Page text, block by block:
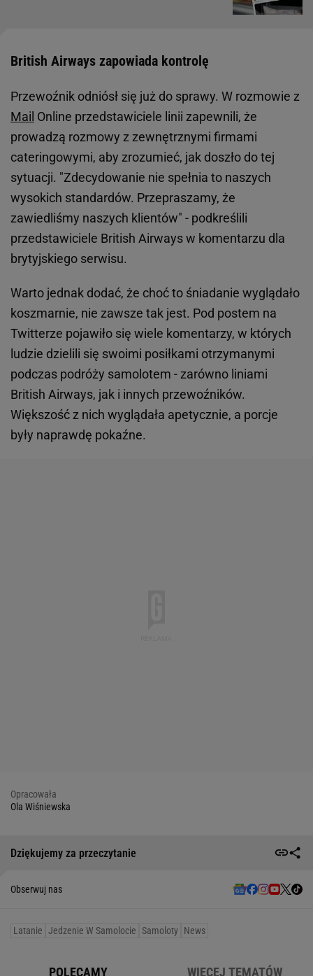
British Airways zapowiada kontrolę
Przewoźnik odniósł się już do sprawy. W rozmowie z
Mail Online przedstawiciele linii zapewnili, że
prowadzą rozmowy z zewnętrznymi firmami
cateringowymi, aby zrozumieć, jak doszło do tej
sytuacji. "Zdecydowanie nie spełnia to naszych
wysokich standardów. Przepraszamy, że
zawiedliśmy naszych klientów" - podkreślili
przedstawiciele British Airways w komentarzu dla
brytyjskiego serwisu.
Warto jednak dodać, że choć to śniadanie wyglądało
koszmarnie, nie zawsze tak jest. Pod postem na
Twitterze pojawiło się wiele komentarzy, w których
ludzie dzielili się swoimi posiłkami otrzymanymi
podczas podróży samolotem - zarówno liniami
British Airways, jak i innych przewoźników.
Większość z nich wyglądała apetycznie, a porcje
były naprawdę pokaźne.
Opracowała
Ola Wiśniewska
Dziękujemy za przeczytanie
Obserwuj nas
Latanie Jedzenie W Samolocie Samoloty News
POLECAMY WIĘCEJ TEMATÓW